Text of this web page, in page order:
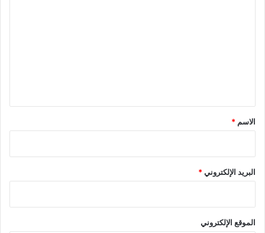
*
الاسم *
البريد الإلكتروني*
الموقع الإلكتروني